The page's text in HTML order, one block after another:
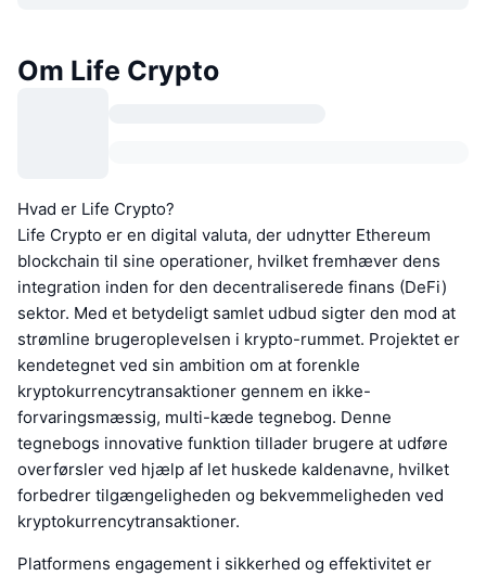
Om Life Crypto
Hvad er Life Crypto?
Life Crypto er en digital valuta, der udnytter Ethereum
blockchain til sine operationer, hvilket fremhæver dens
integration inden for den decentraliserede finans (DeFi)
sektor. Med et betydeligt samlet udbud sigter den mod at
strømline brugeroplevelsen i krypto-rummet. Projektet er
kendetegnet ved sin ambition om at forenkle
kryptokurrencytransaktioner gennem en ikke-
forvaringsmæssig, multi-kæde tegnebog. Denne
tegnebogs innovative funktion tillader brugere at udføre
overførsler ved hjælp af let huskede kaldenavne, hvilket
forbedrer tilgængeligheden og bekvemmeligheden ved
kryptokurrencytransaktioner.
Platformens engagement i sikkerhed og effektivitet er